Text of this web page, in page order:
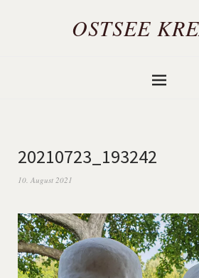
OSTSEE
20210723_193242
10. August 2021